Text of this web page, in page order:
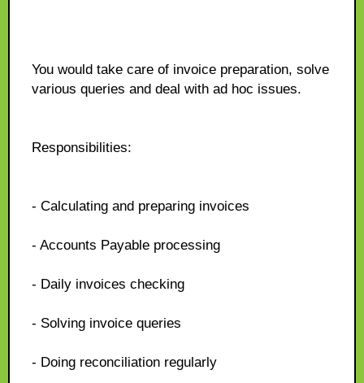
You would take care of invoice preparation, solve
various queries and deal with ad hoc issues.
Responsibilities:
- Calculating and preparing invoices
- Accounts Payable processing
- Daily invoices checking
- Solving invoice queries
- Doing reconciliation regularly